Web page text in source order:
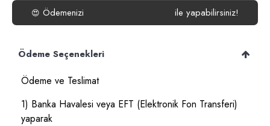
😍 Ödemenizi ile yapabilirsiniz!
Ödeme Seçenekleri
Ödeme ve Teslimat
1) Banka Havalesi veya EFT (Elektronik Fon Transferi)
yaparak